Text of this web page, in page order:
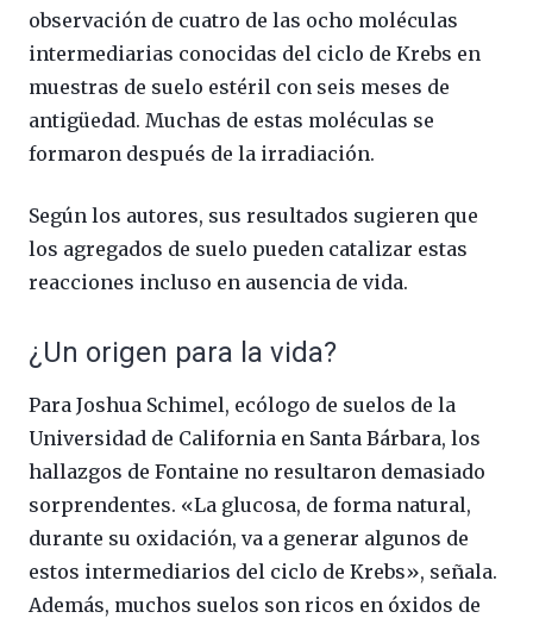
observación de cuatro de las ocho moléculas
intermediarias conocidas del ciclo de Krebs en
muestras de suelo estéril con seis meses de
antigüedad. Muchas de estas moléculas se
formaron después de la irradiación.
Según los autores, sus resultados sugieren que
los agregados de suelo pueden catalizar estas
reacciones incluso en ausencia de vida.
¿Un origen para la vida?
Para Joshua Schimel, ecólogo de suelos de la
Universidad de California en Santa Bárbara, los
hallazgos de Fontaine no resultaron demasiado
sorprendentes. «La glucosa, de forma natural,
durante su oxidación, va a generar algunos de
estos intermediarios del ciclo de Krebs», señala.
Además, muchos suelos son ricos en óxidos de